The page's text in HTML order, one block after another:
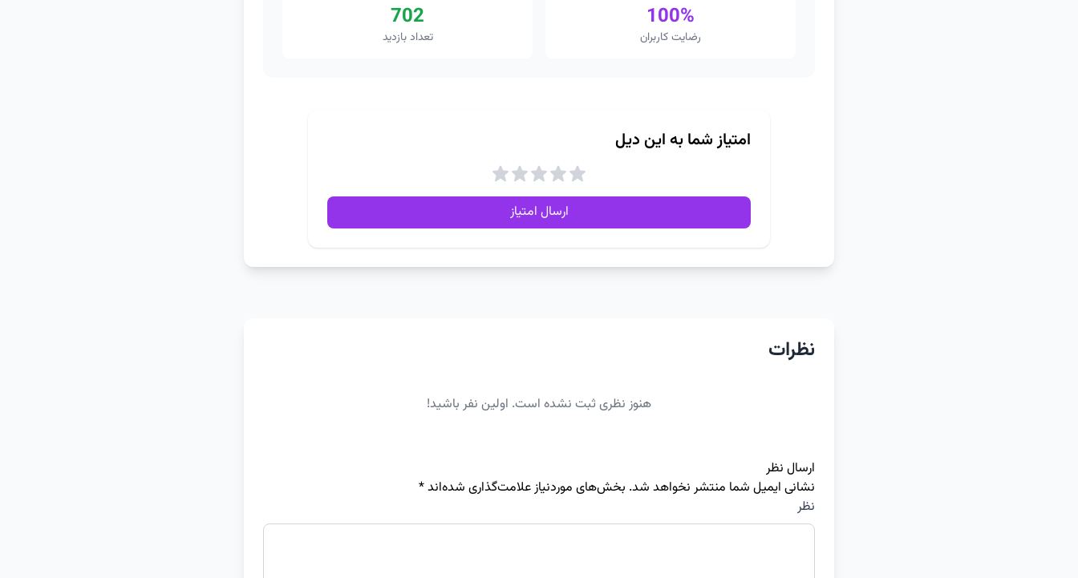
100%
رضایت کاربران
702
تعداد بازدید
امتیاز شما به این دیل
ارسال امتیاز
نظرات
هنوز نظری ثبت نشده است. اولین نفر باشید!
ارسال نظر
نشانی ایمیل شما منتشر نخواهد شد. بخش‌های موردنیاز علامت‌گذاری شده‌اند*
نظر